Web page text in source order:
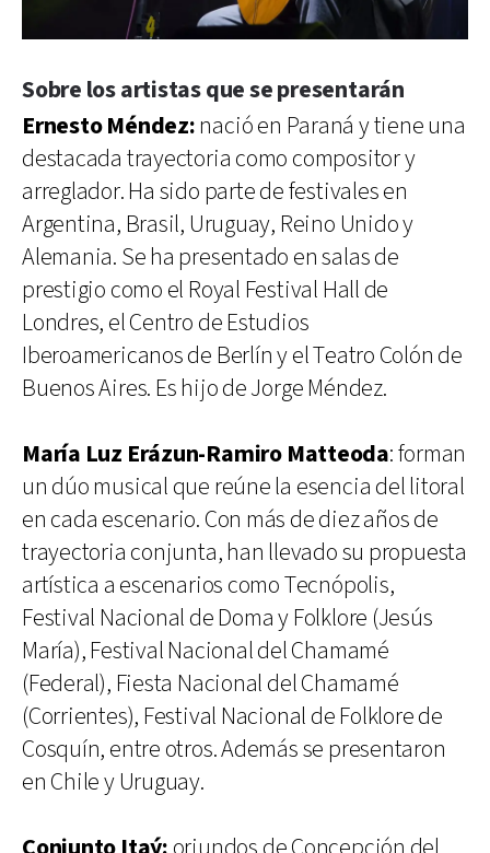
Sobre los artistas que se presentarán
Ernesto Méndez:nació en Paraná y tiene una
destacada trayectoria como compositor y
arreglador. Ha sido parte de festivales en
Argentina, Brasil, Uruguay, Reino Unido y
Alemania. Se ha presentado en salas de
prestigio como el Royal Festival Hall de
Londres, el Centro de Estudios
Iberoamericanos de Berlín y el Teatro Colón de
Buenos Aires. Es hijo de Jorge Méndez.
María Luz Erázun-Ramiro Matteoda: forman
un dúo musical que reúne la esencia del litoral
en cada escenario. Con más de diez años de
trayectoria conjunta, han llevado su propuesta
artística a escenarios como Tecnópolis,
Festival Nacional de Doma y Folklore (Jesús
María), Festival Nacional del Chamamé
(Federal), Fiesta Nacional del Chamamé
(Corrientes), Festival Nacional de Folklore de
Cosquín, entre otros. Además se presentaron
en Chile y Uruguay.